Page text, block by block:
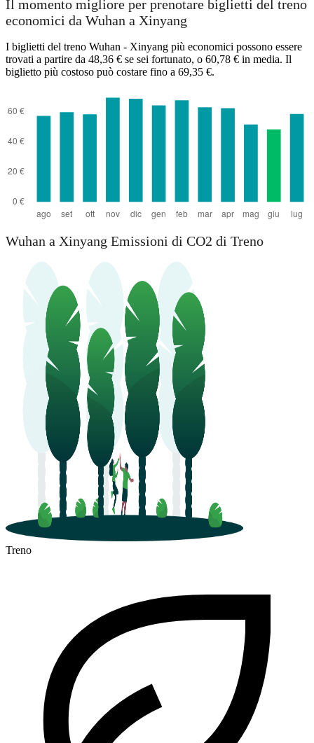
Il momento migliore per prenotare biglietti del treno
economici da Wuhan a Xinyang
I biglietti del treno Wuhan - Xinyang più economici possono essere
trovati a partire da 48,36 € se sei fortunato, o 60,78 € in media. Il
biglietto più costoso può costare fino a 69,35 €.
Wuhan a Xinyang Emissioni di CO2 di Treno
Treno